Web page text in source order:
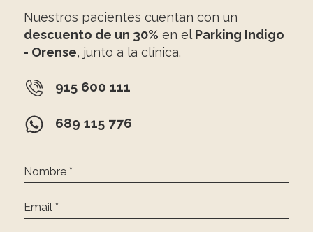
Nuestros pacientes cuentan con un
descuento de un 30% en el Parking Indigo
- Orense, junto a la clínica.
915 600 111
689 115 776
Nombre *
Email *